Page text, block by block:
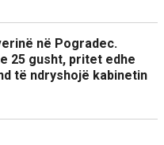
në Pogradec.
25 gusht, pritet edhe
të ndryshojë kabinetin